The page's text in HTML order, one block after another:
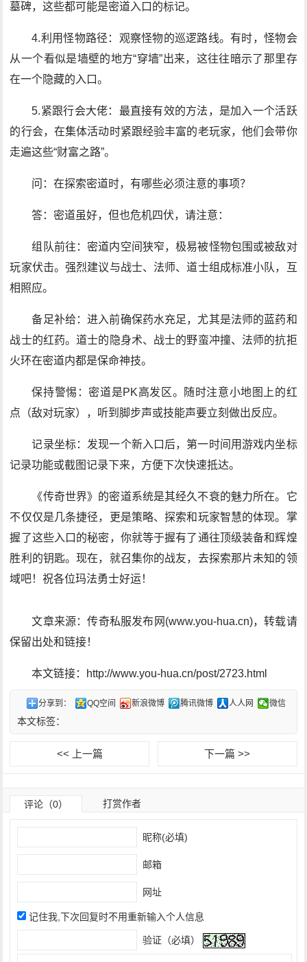
墓碑，这些都可能是密道入口的标记。
4.利用怪物路径：观察怪物的巡逻路线。有时，怪物会
从一个看似是墙壁的地方“穿墙”出来，这往往暗示了那里存
在一个隐藏的入口。
5.紧跟行会大佬：最直接有效的方法，是加入一个活跃
的行会，在集体活动时紧跟经验丰富的老玩家，他们会带你
走遍这些“财富之路”。
问：在探索密道时，有哪些必须注意的事项？
答：密道虽好，但也危机四伏，请注意：
组队前往：密道内空间狭窄，极易被怪物包围或被敌对
玩家伏击。强烈建议与战士、法师、道士组成标准小队，互
相照应。
备足补给：进入前确保药水充足，尤其是法师的蓝药和
战士的红药。道士的隐身术、战士的野蛮冲撞、法师的抗拒
火环在密道内都是保命神技。
保持警惕：密道是PK高发区。随时注意小地图上的红
点（敌对玩家），听到脚步声或技能声要立刻做出反应。
记录坐标：发现一个新入口后，第一时间用游戏内坐标
记录功能或截图记录下来，方便下次快速抵达。
《传奇世界》的密道系统是其经久不衰的魅力所在。它
不仅仅是几条捷径，更是策略、探索和玩家智慧的体现。掌
握了这些入口的秘密，你就等于握有了通往顶级装备和辉煌
胜利的钥匙。现在，就召集你的战友，去探索那片未知的领
域吧！祝各位玛法勇士好运！
文章来源：传奇私服发布网(www.you-hua.cn)，转载请
保留出处和链接！
本文链接：http://www.you-hua.cn/post/2723.html
分享到： QQ空间 新浪微博 腾讯微博 人人网 微信
本文标签：
<< 上一篇 下一篇 >>
评论（0） 打赏作者
昵称(必填)
邮箱
网址
记住我,下次回复时不用重新输入个人信息
验证（必填）